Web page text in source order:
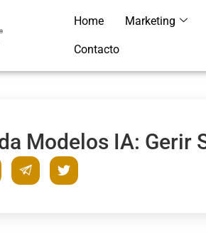
Home Marketing
Contacto
Modelos IA: Gerir